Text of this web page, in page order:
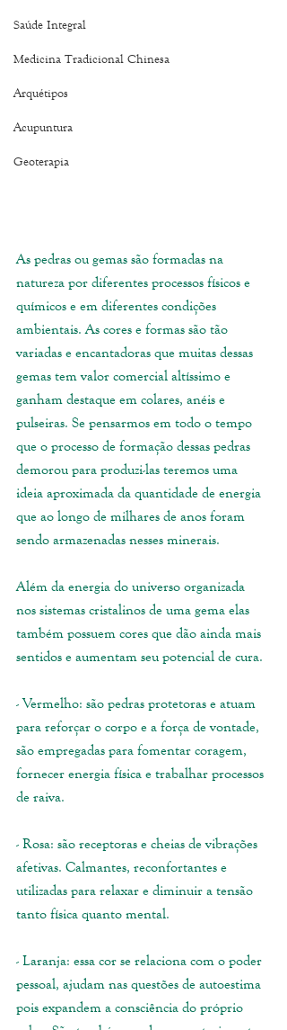
Saúde Integral
Medicina Tradicional Chinesa
Arquétipos
Acupuntura
Geoterapia
As pedras ou gemas são formadas na
natureza por diferentes processos físicos e
químicos e em diferentes condições
ambientais. As cores e formas são tão
variadas e encantadoras que muitas dessas
gemas tem valor comercial altíssimo e
ganham destaque em colares, anéis e
pulseiras. Se pensarmos em todo o tempo
que o processo de formação dessas pedras
demorou para produzi-las teremos uma
ideia aproximada da quantidade de energia
que ao longo de milhares de anos foram
sendo armazenadas nesses minerais.
Além da energia do universo organizada
nos sistemas cristalinos de uma gema elas
também possuem cores que dão ainda mais
sentidos e aumentam seu potencial de cura.
- Vermelho: são pedras protetoras e atuam
para reforçar o corpo e a força de vontade,
são empregadas para fomentar coragem,
fornecer energia física e trabalhar processos
de raiva.
- Rosa: são receptoras e cheias de vibrações
afetivas. Calmantes, reconfortantes e
utilizadas para relaxar e diminuir a tensão
tanto física quanto mental.
- Laranja: essa cor se relaciona com o poder
pessoal, ajudam nas questões de autoestima
pois expandem a consciência do próprio